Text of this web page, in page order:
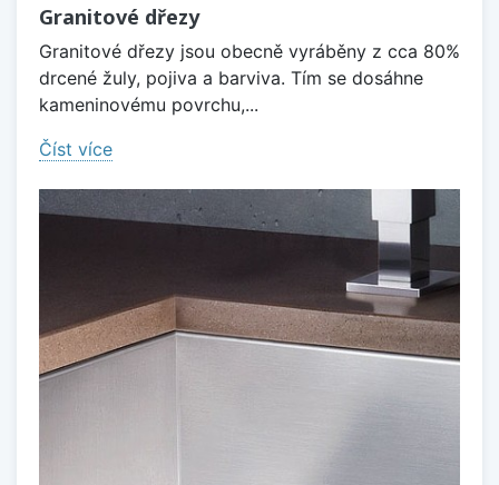
Granitové dřezy
Granitové dřezy jsou obecně vyráběny z cca 80%
drcené žuly, pojiva a barviva. Tím se dosáhne
kameninovému povrchu,...
Číst více